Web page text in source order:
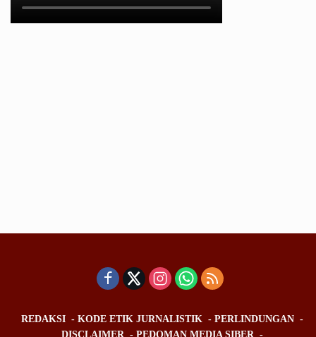
REDAKSI KODE ETIK JURNALISTIK
PERLINDUNGAN
DISCLAIMER
PEDOMAN MEDIA SIBER